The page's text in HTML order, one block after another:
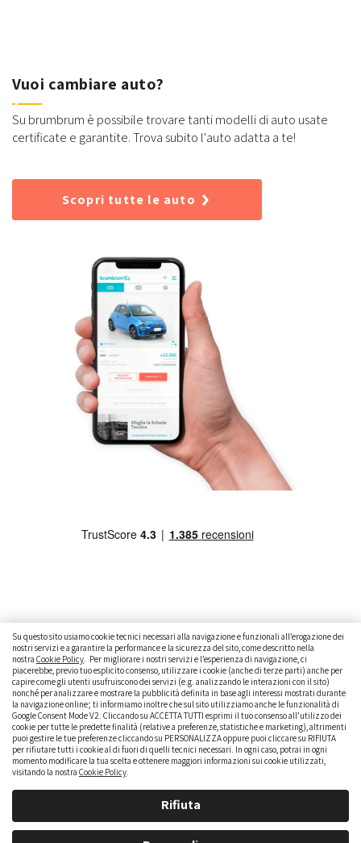
Su questo sito usiamo cookie tecnici necessari alla navigazione e funzionali all’erogazione dei
nostri servizi e a garantire la performance e la sicurezza del sito, come descritto nella
nostra Cookie Policy. Per migliorare i nostri servizi e l’esperienza di navigazione, ci
piacerebbe, previo tuo esplicito consenso, utilizzare i cookie (anche di terze parti) anche per
capire come gli utenti usufruiscono dei servizi (e.g. analizzando le interazioni con il sito)
nonché per analizzare e mostrare la pubblicità definita in base agli interessi mostrati durante
la navigazione online; ti informiamo inoltre che sul sito utilizziamo anche le funzionalità di
Google Consent Mode V2. Cliccando su ACCETTA TUTTI esprimi il tuo consenso all’utilizzo dei
cookie per tutte le predette finalità (relative a preferenze, statistiche e marketing), altrimenti
puoi gestire le tue preferenze cliccando su PERSONALIZZA oppure puoi cliccare su RIFIUTA
per rifiutare tutti i cookie al di fuori di quelli tecnici necessari. In ogni caso, potrai in ogni
momento modificare la tua scelta e ottenere maggiori informazioni sui cookie utilizzati,
visitando la nostra Cookie Policy.
Rifiuta
Vuoi cambiare auto?
Su brumbrum è possibile trovare tanti modelli di auto usate
certificate e garantite. Trova subito l'auto adatta a te!
Scopri tutte le auto
CAMBIARE AUTO
GUIDA ALL’ACQUISTO
GUIDE PRATICHE
CURIOSITÀ
DATI ALLA MANO
DICE LA LEGGE
PARLIAMO DI NOI